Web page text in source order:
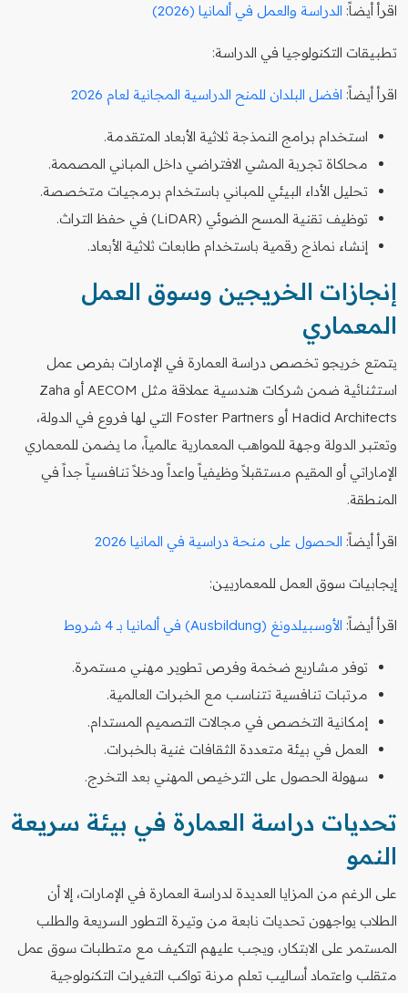
اقرأ أيضاً: الدراسة والعمل في ألمانيا (2026)
تطبيقات التكنولوجيا في الدراسة:
اقرأ أيضاً: افضل البلدان للمنح الدراسية المجانية لعام 2026
استخدام برامج النمذجة ثلاثية الأبعاد المتقدمة.
محاكاة تجربة المشي الافتراضي داخل المباني المصممة.
تحليل الأداء البيئي للمباني باستخدام برمجيات متخصصة.
توظيف تقنية المسح الضوئي (LiDAR) في حفظ التراث.
إنشاء نماذج رقمية باستخدام طابعات ثلاثية الأبعاد.
إنجازات الخريجين وسوق العمل
المعماري
يتمتع خريجو تخصص دراسة العمارة في الإمارات بفرص عمل
استثنائية ضمن شركات هندسية عملاقة مثل AECOM أو Zaha
Hadid Architects أو Foster Partners التي لها فروع في الدولة،
وتعتبر الدولة وجهة للمواهب المعمارية عالمياً، ما يضمن للمعماري
الإماراتي أو المقيم مستقبلاً وظيفياً واعداً ودخلاً تنافسياً جداً في
المنطقة.
اقرأ أيضاً: الحصول على منحة دراسية في المانيا 2026
إيجابيات سوق العمل للمعماريين:
اقرأ أيضاً: الأوسبيلدونغ (Ausbildung) في ألمانيا بـ 4 شروط
توفر مشاريع ضخمة وفرص تطوير مهني مستمرة.
مرتبات تنافسية تتناسب مع الخبرات العالمية.
إمكانية التخصص في مجالات التصميم المستدام.
العمل في بيئة متعددة الثقافات غنية بالخبرات.
سهولة الحصول على الترخيص المهني بعد التخرج.
تحديات دراسة العمارة في بيئة سريعة
النمو
على الرغم من المزايا العديدة لدراسة العمارة في الإمارات، إلا أن
الطلاب يواجهون تحديات نابعة من وتيرة التطور السريعة والطلب
المستمر على الابتكار، ويجب عليهم التكيف مع متطلبات سوق عمل
متقلب واعتماد أساليب تعلم مرنة تواكب التغيرات التكنولوجية